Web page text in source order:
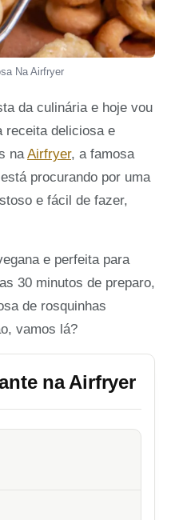
Na Airfryer
da culinária e hoje vou
receita deliciosa e
naAirfryer, a famosa
procurando por uma
e fácil de fazer,
e perfeita para
30 minutos de preparo,
de rosquinhas
vamos lá?
na Airfryer